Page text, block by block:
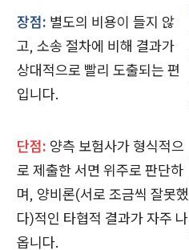
장점: 별도의 비용이 들지 않
고, 소송 절차에 비해 결과가
상대적으로 빨리 도출되는 편
입니다.
단점: 양측 보험사가 형식적으
로 제출한 서면 위주로 판단하
며, 양비론(서로 조금씩 잘못했
다)적인 타협적 결과가 자주 나
옵니다.